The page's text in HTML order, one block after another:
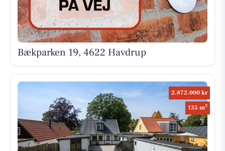
Bækparken 19, 4622 Havdrup
2.872.000 kr
135 m2